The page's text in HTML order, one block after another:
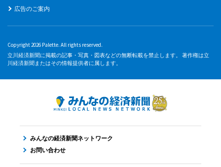
広告のご案内
Copyright 2026 Palette. All rights reserved.
立川経済新聞に掲載の記事・写真・図表などの無断転載を禁止します。 著作権は立
川経済新聞またはその情報提供者に属します。
みんなの経済新聞ネットワーク
お問い合わせ